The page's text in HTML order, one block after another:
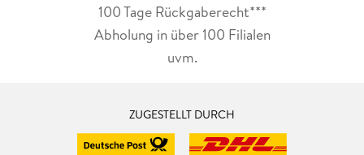
100 Tage Rückgaberecht***
Abholung in über 100 Filialen
uvm.
ZUGESTELLT DURCH